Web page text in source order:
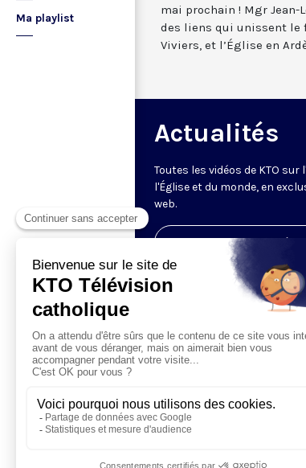
Ma playlist
mai prochain ! Mgr Jean-
des liens qui unissent le
Viviers, et l’Église en
Actualités
Toutes les vidéos de KTO
l'Église et du monde, en
web.
Visiter la page de